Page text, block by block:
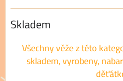
Skladem
Všechny věže z této
skladem, vyrobeny,